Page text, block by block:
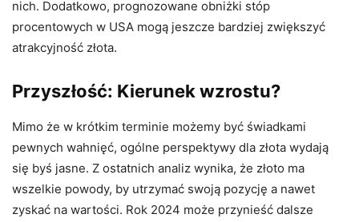
nich. Dodatkowo, prognozowane obniżki stóp
procentowych w USA mogą jeszcze bardziej zwiększyć
atrakcyjność złota.
Przyszłość: Kierunek wzrostu?
Mimo że w krótkim terminie możemy być świadkami
pewnych wahnięć, ogólne perspektywy dla złota wydają
się byś jasne. Z ostatnich analiz wynika, że złoto ma
wszelkie powody, by utrzymać swoją pozycję a nawet
zyskać na wartości. Rok 2024 może przynieść dalsze